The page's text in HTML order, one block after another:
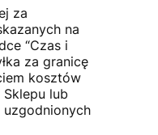
za
na
“Czas i
za granicę
kosztów
lub